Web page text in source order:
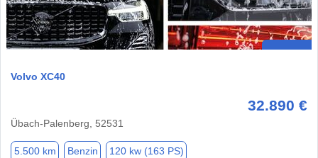
Volvo XC40
32.890 €
Übach-Palenberg, 52531
5.500 km Benzin 120 kw (163 PS)